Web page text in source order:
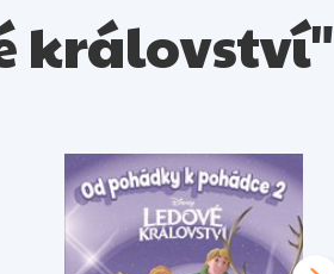
království"